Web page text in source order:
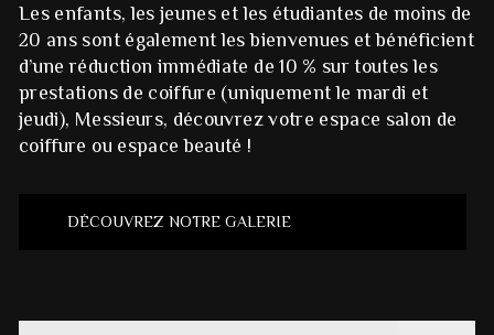
Les enfants, les jeunes et les étudiantes de moins de
20 ans sont également les bienvenues et bénéficient
d’une réduction immédiate de 10 % sur toutes les
prestations de coiffure (uniquement le mardi et
jeudi), Messieurs, découvrez votre espace salon de
coiffure ou espace beauté !
DÉCOUVREZ NOTRE GALERIE